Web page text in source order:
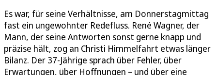
Es war, für seine Verhältnisse, am Donnerstagmittag
fast ein ungewohnter Redefluss. René Wagner, der
Mann, der seine Antworten sonst gerne knapp und
präzise hält, zog an Christi Himmelfahrt etwas länger
Bilanz. Der 37-Jährige sprach über Fehler, über
Erwartungen, über Hoffnungen – und über eine